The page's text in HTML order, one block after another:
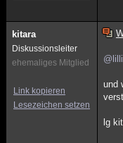
kitara
Diskussionsleiter
ehemaliges Mitglied
Link kopieren
Lesezeichen setzen
und
lg